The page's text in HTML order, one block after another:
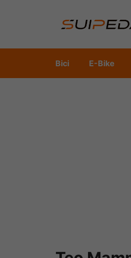
Bici E-Bike